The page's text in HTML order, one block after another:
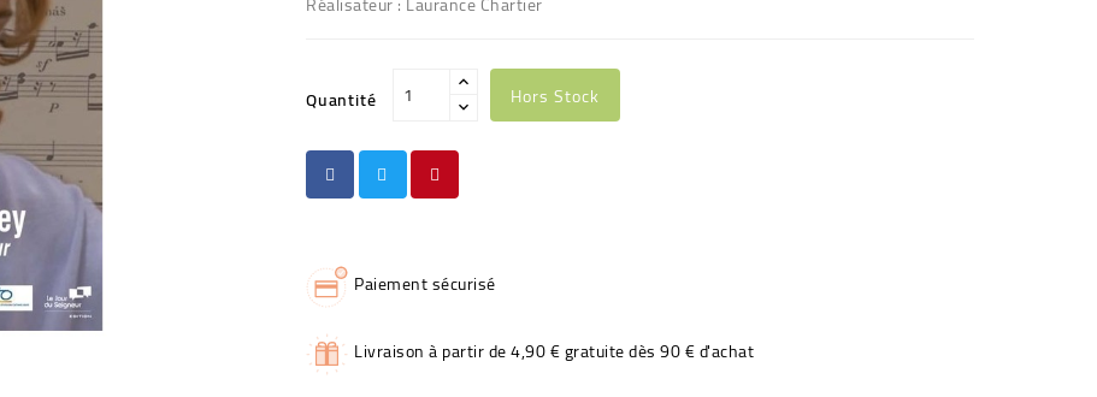
Quantité Hors Stock
Paiement sécurisé
Livraison à partir de 4,90 € gratuite dès 90 € d'achat